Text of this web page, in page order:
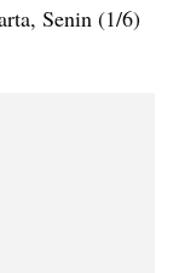
Senin (1/6)